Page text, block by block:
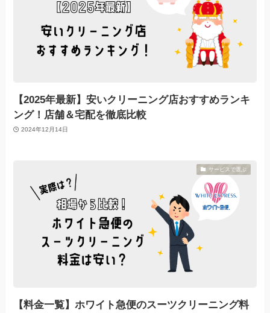
【2025年最新】安いクリーニング店おすすめランキ
ング！店舗＆宅配を徹底比較
2024年12月14日
サービスで選ぶ
【料金一覧】ホワイト急便のスーツクリーニング料